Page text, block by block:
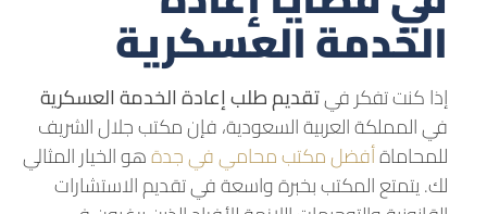
الخدمة العسكرية
إذا كنت تفكر فيتقديم طلب إعادة الخدمة العسكرية
في المملكة العربية السعودية، فإن مكتب جلال الشريف
للمحاماةأفضل مكتب محامي في جدةهو الخيار المثالي
لك. يتمتع المكتب بخبرة واسعة في تقديم الاستشارات